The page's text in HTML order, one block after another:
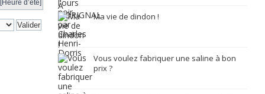
d’été]
Ma vie de dindon !
Vous voulez fabriquer une saline à bon
prix ?